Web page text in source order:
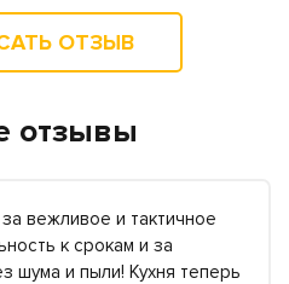
ОТЗЫВ
отзывы
вежливое и тактичное
к срокам и за
шума и пыли! Кухня теперь